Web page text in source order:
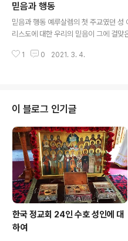
니콜라스 대성당 안에 자리하고 있다. 특
의 성해가 이장될 때, 그 성해 위에서 축
1. 하느님에 관하여 하느님은 인간의 내
리 마음을 채우고 있다고 느낄 때(사탄의
믿음과 행동
믿음과 행동 예루살렘의 첫 주교였던 성
리스도에 대한 우리의 믿음이 그에 걸맞
는 믿음에 대한 야고보 사도의 말씀들을
자신을 지켜 세속에 물들지 않게 하는 사
1,27) “어떤 사람이 믿음이 있다고 말하
으로 나타내지 못한다면 무슨 소용이 있
음이 그 사람을 구원할 수 있겠습니까?
헐벗고 그날 먹을 양식조차 떨어졌는데
가 그들의 몸에 필요한 것은 아무것도 주..
1 0 2021. 3. 4.
이 블로그 인기글
한국 정교회 24인 수호 성인에 대
하여